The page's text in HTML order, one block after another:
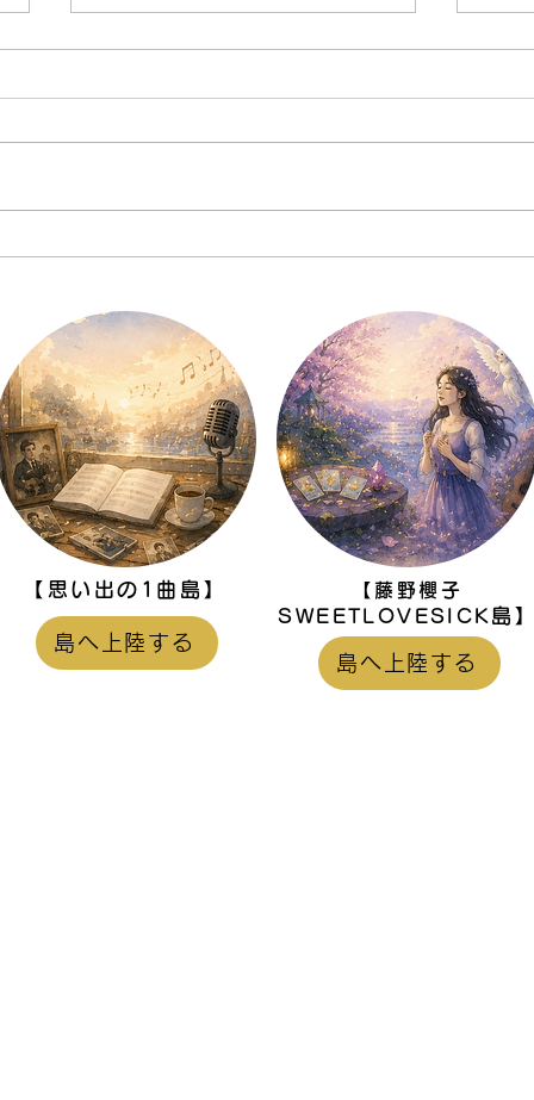
AI時代だからこそ、あなたの
人と
なる
【思い出の1曲島】
島へ上陸する
【藤野櫻子
SWEETLOVESICK 島】
島へ上陸する